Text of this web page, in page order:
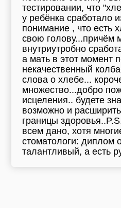
тестировании, что
у ребёнка сработало
понимание , что есть
свою голову...причём
внутриутробно
а мать в этот момент
некачественный
слова о хлебе...
множество...добро
исцеления.. будете
возможно и
границы
всем дано, хотя
стоматологи: диплом
талантливый, а есть